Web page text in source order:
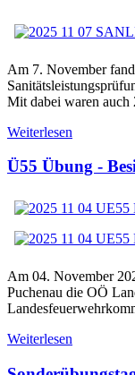
Am 7. November
Mit dabei waren auch
Weiterlesen
Ü55 Übung -
Am 04. November
Puchenau die OÖ
Weiterlesen